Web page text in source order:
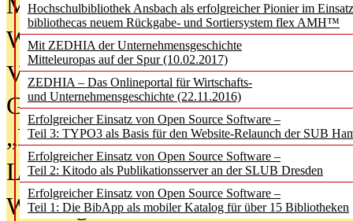
Hochschulbibliothek Ansbach als erfolgreicher Pionier im
bibliothecas neuem Rückgabe- und Sortiersystem flex AMH™
Mit ZEDHIA der Unternehmensgeschichte
Mitteleuropas auf der Spur (10.02.2017)
ZEDHIA – Das Onlineportal für Wirtschafts-
und Unternehmensgeschichte (22.11.2016)
Erfolgreicher Einsatz von Open Source Software –
Teil 3: TYPO3 als Basis für den Website-Relaunch der SUB
Erfolgreicher Einsatz von Open Source Software –
Teil 2: Kitodo als Publikationsserver an der SLUB Dresden
Erfolgreicher Einsatz von Open Source Software –
Teil 1: Die BibApp als mobiler Katalog für über 15 Bibliotheken
Wenn Bots katalogisieren
Von Abschlusskleidern bis
Geisterjagd-Ausrüstung in der
„Library of Things“ unterwegs
Lesen als Infrastrukturaufgabe
Wie Jugendliche Social Media